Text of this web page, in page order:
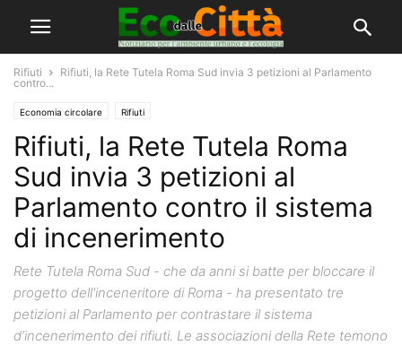
Rifiuti
Rifiuti, la Rete Tutela Roma Sud invia 3 petizioni al Parlamento
contro...
Economia circolare Rifiuti
Rifiuti, la Rete Tutela Roma
Sud invia 3 petizioni al
Parlamento contro il sistema
di incenerimento
Rete Tutela Roma Sud - che da anni si batte per bloccare il
progetto dell'inceneritore di Roma - ha presentato tre
petizioni al Parlamento per contrastare il sistema
d’incenerimento dei rifiuti. Le associazioni della Rete temono